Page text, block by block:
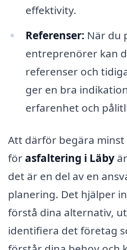
effektivity.
Referenser: När du
entreprenörer kan
referenser och
ger en bra
erfarenhet och
Att därför begära
för asfaltering i Läby
det är en del av en
planering. Det hjälper
förstå dina alternativ,
identifiera det företag